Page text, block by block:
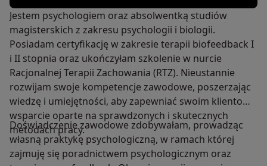
Jestem psychologiem oraz absolwentką studiów
magisterskich z zakresu psychologii i biologii.
Posiadam certyfikację w zakresie terapii biofeedback I
i II stopnia oraz ukończyłam szkolenie w nurcie
Racjonalnej Terapii Zachowania (RTZ). Nieustannie
rozwijam swoje kompetencje zawodowe, poszerzając
wiedzę i umiejętności, aby zapewniać swoim klientom
wsparcie oparte na sprawdzonych i skutecznych
metodach pracy.
Doświadczenie zawodowe zdobywałam, prowadząc
własną praktykę psychologiczną, w ramach której
zajmuję się poradnictwem psychologicznym oraz